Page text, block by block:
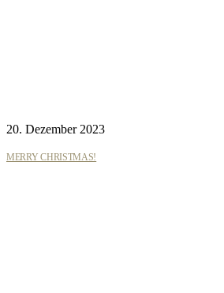
20. Dezember 2023
MERRY CHRISTMAS!